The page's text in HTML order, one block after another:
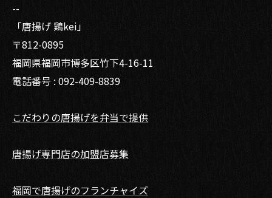
--
「唐揚げ 鶏kei」
〒812-0895
福岡県福岡市博多区竹下4-16-11
電話番号 : 092-409-8839
こだわりの唐揚げを弁当で提供
唐揚げ専門店の加盟店募集
福岡で唐揚げのフランチャイズ